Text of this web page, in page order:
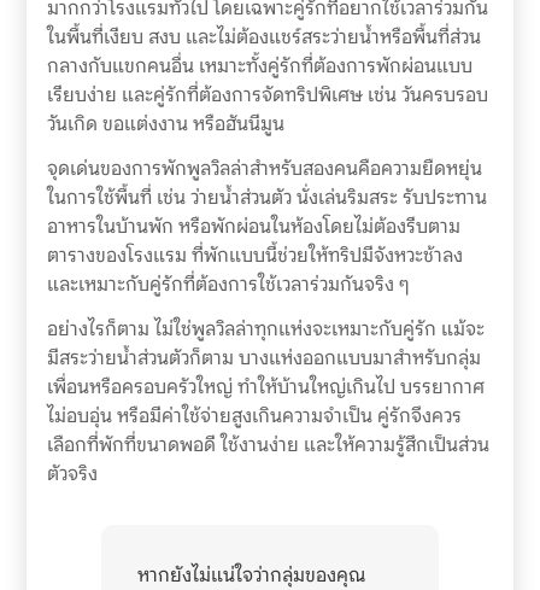
มากกว่าโรงแรมทั่วไป โดยเฉพาะคู่รักที่อยากใช้เวลาร่วมกัน
ในพื้นที่เงียบ สงบ และไม่ต้องแชร์สระว่ายน้ำหรือพื้นที่ส่วน
กลางกับแขกคนอื่น เหมาะทั้งคู่รักที่ต้องการพักผ่อนแบบ
เรียบง่าย และคู่รักที่ต้องการจัดทริปพิเศษ เช่น วันครบรอบ
วันเกิด ขอแต่งงาน หรือฮันนีมูน
จุดเด่นของการพักพูลวิลล่าสำหรับสองคนคือความยืดหยุ่น
ในการใช้พื้นที่ เช่น ว่ายน้ำส่วนตัว นั่งเล่นริมสระ รับประทาน
อาหารในบ้านพัก หรือพักผ่อนในห้องโดยไม่ต้องรีบตาม
ตารางของโรงแรม ที่พักแบบนี้ช่วยให้ทริปมีจังหวะช้าลง
และเหมาะกับคู่รักที่ต้องการใช้เวลาร่วมกันจริง ๆ
อย่างไรก็ตาม ไม่ใช่พูลวิลล่าทุกแห่งจะเหมาะกับคู่รัก แม้จะ
มีสระว่ายน้ำส่วนตัวก็ตาม บางแห่งออกแบบมาสำหรับกลุ่ม
เพื่อนหรือครอบครัวใหญ่ ทำให้บ้านใหญ่เกินไป บรรยากาศ
ไม่อบอุ่น หรือมีค่าใช้จ่ายสูงเกินความจำเป็น คู่รักจึงควร
เลือกที่พักที่ขนาดพอดี ใช้งานง่าย และให้ความรู้สึกเป็นส่วน
ตัวจริง
หากยังไม่แน่ใจว่ากลุ่มของคุณ